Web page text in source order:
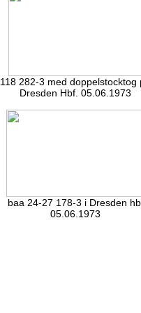
118 282-3 med doppelstocktog
Dresden Hbf. 05.06.1973
baa 24-27 178-3 i Dresden
05.06.1973